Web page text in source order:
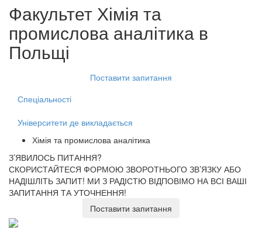
Факультет Хімія та
промислова аналітика в
Польщі
Поставити запитання
Спеціальності
Університети де викладається
Хімія та промислова аналітика
З’ЯВИЛОСЬ ПИТАННЯ?
СКОРИСТАЙТЕСЯ ФОРМОЮ ЗВОРОТНЬОГО ЗВ’ЯЗКУ АБО
НАДІШЛІТЬ ЗАПИТ! МИ З РАДІСТЮ ВІДПОВІМО НА ВСІ ВАШІ
ЗАПИТАННЯ ТА УТОЧНЕННЯ!
Поставити запитання